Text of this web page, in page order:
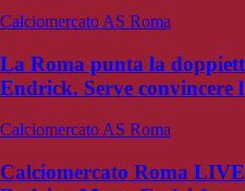
Calciomercato AS Roma
La Roma punta la
Endrick. Serve convincere
Calciomercato AS Roma
Calciomercato Roma